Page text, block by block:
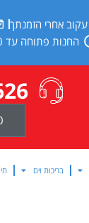
עקוב אחרי הזמנתך
החנות פתוחה עד 20:00
בריכות וים